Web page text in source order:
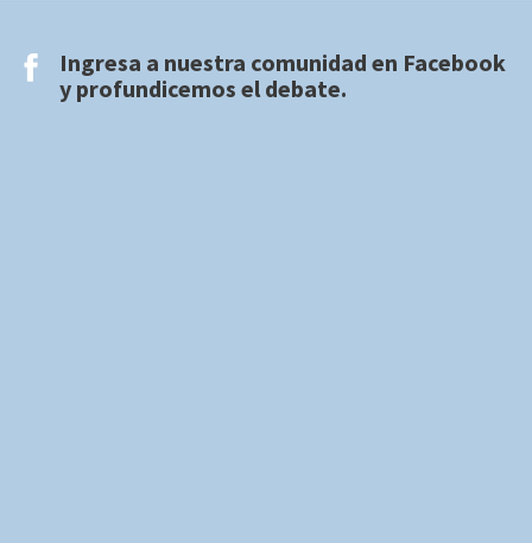
Ingresa a nuestra comunidad en Facebook
y profundicemos el debate.